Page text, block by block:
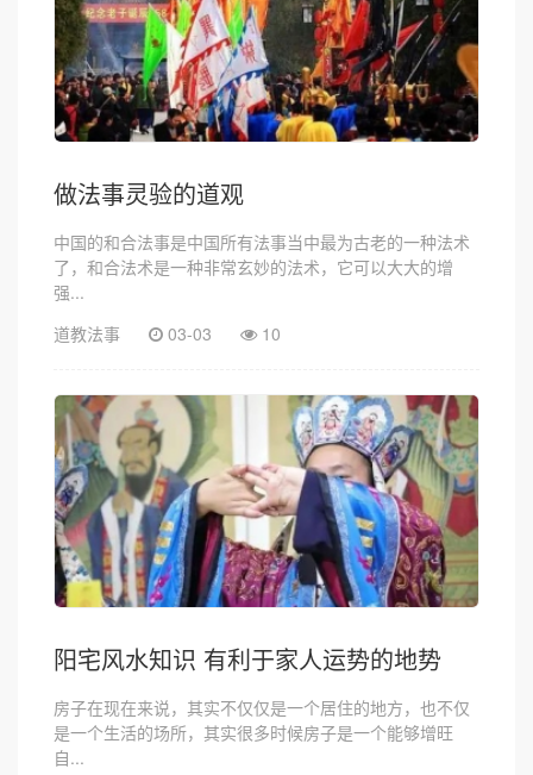
做法事灵验的道观
中国的和合法事是中国所有法事当中最为古老的一种法术
了，和合法术是一种非常玄妙的法术，它可以大大的增
强...
道教法事
03-03 10
阳宅风水知识 有利于家人运势的地势
房子在现在来说，其实不仅仅是一个居住的地方，也不仅
是一个生活的场所，其实很多时候房子是一个能够增旺
自...